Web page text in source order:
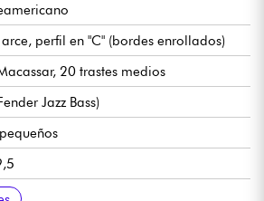
perfil en "C" (bordes enrollados)
20 trastes medios
Jazz Bass)
38 mm
J Revolution Alnico
Heritage-3, conmutable activa/pasiva
Agudos, Medios/Frecuencia, Graves
Miller Modern-S
Premium Light Weight Open Gear